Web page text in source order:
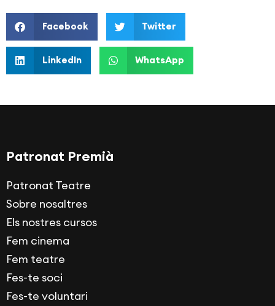
Facebook Twitter
LinkedIn WhatsApp
Patronat Premià
Patronat Teatre
Sobre nosaltres
Els nostres cursos
Fem cinema
Fem teatre
Fes-te soci
Fes-te voluntari